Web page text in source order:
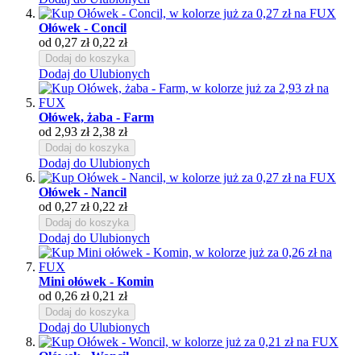
Ołówek - Concil
od 0,27 zł 0,22 zł
Dodaj do koszyka
Dodaj do Ulubionych
Ołówek, żaba - Farm
od 2,93 zł 2,38 zł
Dodaj do koszyka
Dodaj do Ulubionych
Ołówek - Nancil
od 0,27 zł 0,22 zł
Dodaj do koszyka
Dodaj do Ulubionych
Mini ołówek - Komin
od 0,26 zł 0,21 zł
Dodaj do koszyka
Dodaj do Ulubionych